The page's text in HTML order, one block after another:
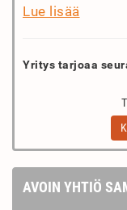
Lue lisää
Yritys tarjoaa
AVOIN YHTIÖ